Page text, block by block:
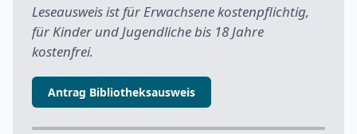
Leseausweis ist für Erwachsene kostenpflichtig,
für Kinder und Jugendliche bis 18 Jahre
kostenfrei.
Antrag Bibliotheksausweis